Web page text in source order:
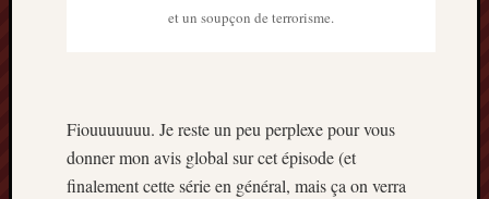
et un soupçon de terrorisme.
Fiouuuuuuu. Je reste un peu perplexe pour vous
donner mon avis global sur cet épisode (et
finalement cette série en général, mais ça on verra